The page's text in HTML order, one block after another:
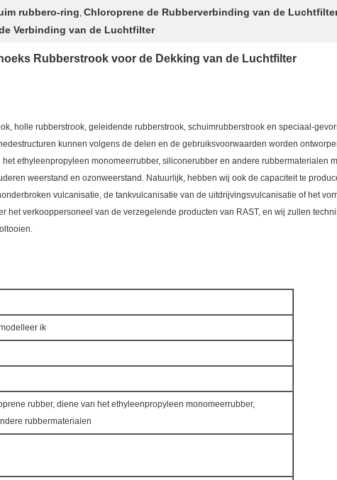
rubbero-ring, Chloroprene de Rubberverbinding van de
Verbinding van de Luchtfilter
Rubberstrook voor de Dekking van de Luchtfilter
holle rubberstrook, geleidende rubberstrook, schuimrubberstrook en speciaal-
kunnen volgens de delen en de gebruiksvoorwaarden worden
ethyleenpropyleen monomeerrubber, siliconerubber en andere rubbermaterialen
weerstand en ozonweerstand. Natuurlijk, hebben wij ook de capaciteit te
vulcanisatie, de tankvulcanisatie van de uitdrijvingsvulcanisatie of het
het verkooppersoneel van de verzegelende producten van RAST, en wij zullen
ik
rubber, diene van het ethyleenpropyleen monomeerrubber,
rubbermaterialen